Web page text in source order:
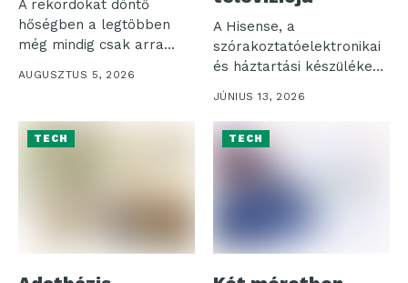
A rekordokat döntő
hőségben a legtöbben
még mindig csak arra
AUGUSZTUS 5, 2026
A Hisense, a
szórakoztatóelektronikai
és háztartási készülékek
piacának egyik vezető
globális szereplője...
JÚNIUS 13, 2026
TECH TECH